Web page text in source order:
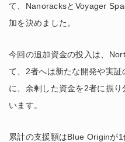
て、NanoracksとVoyager
加を決めました。
今回の追加資金の投入は、
て、2者へは新たな開発や実
に、余剰した資金を2者に振
います。
累計の支援額はBlue Originが